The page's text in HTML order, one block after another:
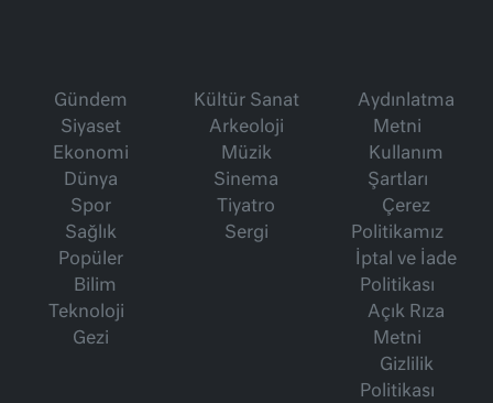
Gündem
Siyaset
Ekonomi
Dünya
Spor
Sağlık
Popüler
Bilim
Teknoloji
Gezi
Kültür Sanat
Arkeoloji
Müzik
Sinema
Tiyatro
Sergi
Aydınlatma
Metni
Kullanım
Şartları
Çerez
Politikamız
İptal ve İade
Politikası
Açık Rıza
Metni
Gizlilik
Politikası